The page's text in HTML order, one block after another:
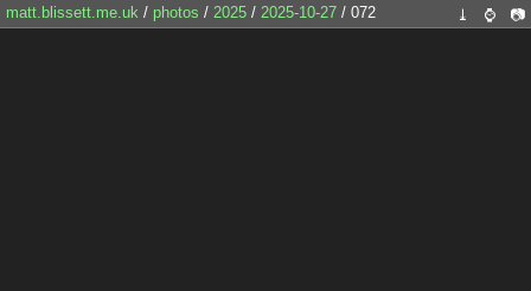
matt.blissett.me.uk / photos / 2025 / 2025-10-27 / 072 ⤓ ⌚ 📷